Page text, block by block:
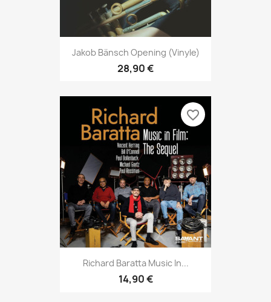
Jakob Bänsch Opening (vinyle)
28,90 €
Richard Baratta Music In...
14,90 €
favorite_border